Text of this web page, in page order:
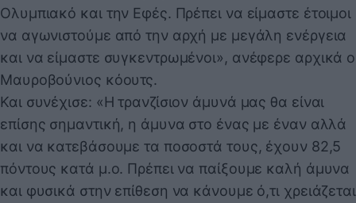
Ολυμπιακό και την Εφές. Πρέπει να είμαστε έτοιμοι
να αγωνιστούμε από την αρχή με μεγάλη ενέργεια
και να είμαστε συγκεντρωμένοι», ανέφερε αρχικά ο
Μαυροβούνιος κόουτς.
Και συνέχισε: «Η τρανζίσιον άμυνά μας θα είναι
επίσης σημαντική, η άμυνα στο ένας με έναν αλλά
και να κατεβάσουμε τα ποσοστά τους, έχουν 82,5
πόντους κατά μ.ο. Πρέπει να παίξουμε καλή άμυνα
και φυσικά στην επίθεση να κάνουμε ό,τι χρειάζεται